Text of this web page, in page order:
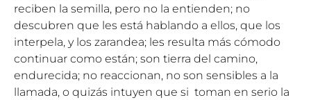
reciben la semilla, pero no la entienden; no
descubren que les está hablando a ellos, que los
interpela, y los zarandea; les resulta más cómodo
continuar como están; son tierra del camino,
endurecida; no reaccionan, no son sensibles a la
llamada, o quizás intuyen que si toman en serio la